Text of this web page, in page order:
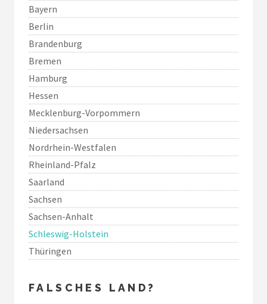
Bayern
Berlin
Brandenburg
Bremen
Hamburg
Hessen
Mecklenburg-Vorpommern
Niedersachsen
Nordrhein-Westfalen
Rheinland-Pfalz
Saarland
Sachsen
Sachsen-Anhalt
Schleswig-Holstein
Thüringen
FALSCHES LAND?